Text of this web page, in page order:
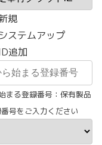
規
システムアップ
追加
まる登録番号：保有製品
号をご入力ください